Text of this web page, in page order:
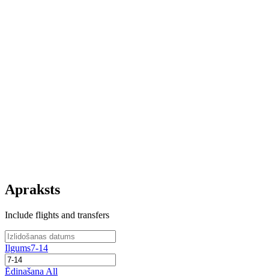
Apraksts
Include flights and transfers
Ilgums7-14
Ēdinašana All